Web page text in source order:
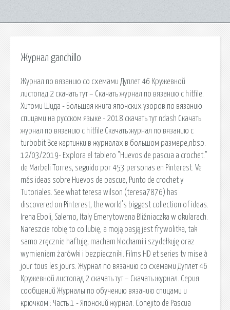
Журнал ganchillo
Журнал по вязанию со схемами Дуплет 46 Кружевной
листопад 2 скачать тут – Скачать журнал по вязанию с hitfile.
Хитоми Шида - Большая книга японских узоров по вязанию
спицами на русском языке - 2018 скачать тут ndash Скачать
журнал по вязанию с hitfile Скачать журнал по вязанию с
turbobit Все картинки в журналах в большом размере,nbsp.
12/03/2019- Explora el tablero "Huevos de pascua a crochet."
de Marbeli Torres, seguido por 453 personas en Pinterest. Ve
más ideas sobre Huevos de pascua, Punto de crochet y
Tutoriales. See what teresa wilson (teresa7876) has
discovered on Pinterest, the world's biggest collection of ideas.
Irena Eboli, Salerno, Italy Emerytowana Bliźniaczka w okularach.
Nareszcie robię to co lubię, a moją pasją jest frywolitka, tak
samo zręcznie haftuję, macham klockami i szydełkuję oraz
wymieniam żarówki i bezpieczniki. Films HD et series tv mise à
jour tous les jours. Журнал по вязанию со схемами Дуплет 46
Кружевной листопад 2 скачать тут – Скачать журнал. Серия
сообщений Журналы по обучению вязанию спицами и
крючком : Часть 1 - Японский журнал. Conejito de Pascua